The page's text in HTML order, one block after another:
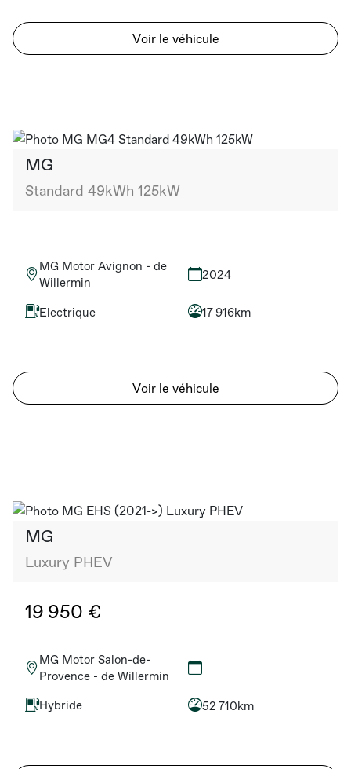
Voir le véhicule
MG
Standard 49kWh 125kW
MG Motor Avignon - de
Willermin
2024
Electrique 17 916km
Voir le véhicule
MG
Luxury PHEV
19 950 €
MG Motor Salon-de-
Provence - de Willermin
Hybride
52 710km